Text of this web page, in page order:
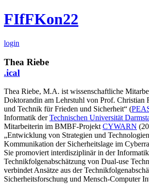
FIfFKon22
login
Thea Riebe
.ical
Thea Riebe, M.A. ist wissenschaftliche
Doktorandin am Lehrstuhl von Prof. Christian
und Technik für Frieden und Sicherheit“ (
Informatik derTechnischen Universität
Mitarbeiterin im BMBF-Projekt CYWARN
„Entwicklung von Strategien und
Kommunikation der Sicherheitslage im
Sie promoviert interdisziplinär in der
Technikfolgenabschätzung von Dual-use
verbindet Ansätze aus der
Sicherheitsforschung und Mensch-Computer